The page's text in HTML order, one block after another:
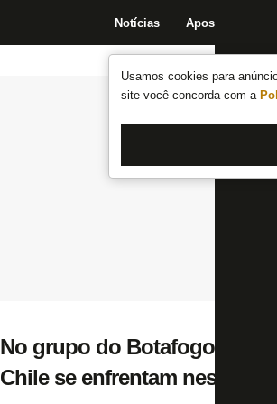
Usamos cookies para
site você concorda com a
Notícias Apostas
No grupo do Botafogo na
Chile se enfrentam nesta terça